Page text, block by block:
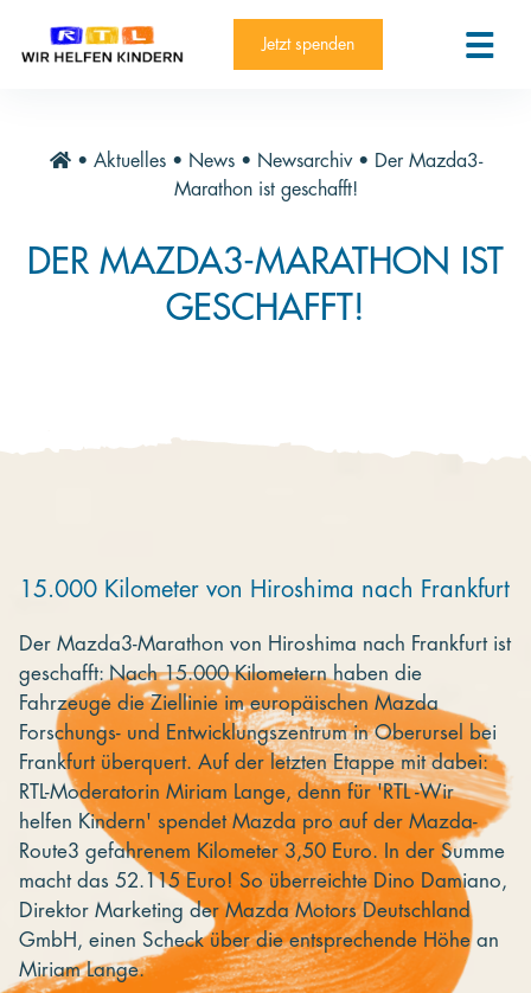
RTL-Spendenmarathon 2025
News
Unternehmen
Kontakt
Jetzt spenden
• Aktuelles• News• Newsarchiv• Der Mazda3-
Marathon ist geschafft!
DER MAZDA3-MARATHON IST
GESCHAFFT!
15.000 Kilometer von Hiroshima nach Frankfurt
Der Mazda3-Marathon von Hiroshima nach Frankfurt ist
geschafft: Nach 15.000 Kilometern haben die
Fahrzeuge die Ziellinie im europäischen Mazda
Forschungs- und Entwicklungszentrum in Oberursel bei
Frankfurt überquert. Auf der letzten Etappe mit dabei:
RTL-Moderatorin Miriam Lange, denn für 'RTL -Wir
helfen Kindern' spendet Mazda pro auf der Mazda-
Route3 gefahrenem Kilometer 3,50 Euro. In der Summe
macht das 52.115 Euro! So überreichte Dino Damiano,
Direktor Marketing der Mazda Motors Deutschland
GmbH, einen Scheck über die entsprechende Höhe an
Miriam Lange.